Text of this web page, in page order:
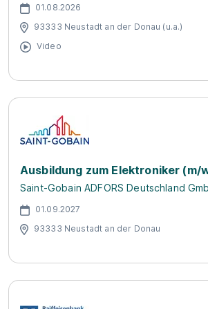
01.08.2026
93333 Neustadt an der Donau (u.a.)
Video
Ausbildung zum Elektroniker (m/
Saint-Gobain ADFORS Deutschland
01.09.2027
93333 Neustadt an der Donau